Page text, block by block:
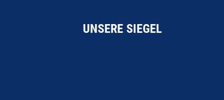
UNSERE SIEGEL